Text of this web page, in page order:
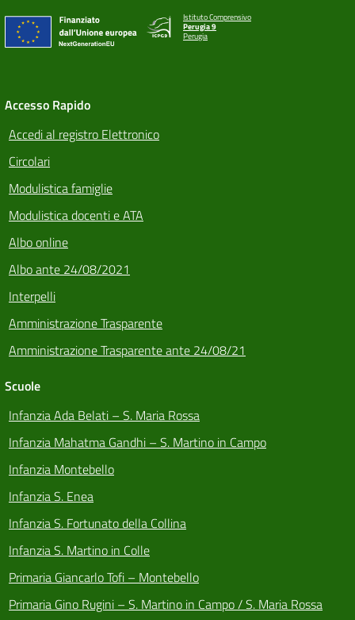
Istituto Comprensivo
Perugia 9
Perugia
Accesso Rapido
Accedi al registro Elettronico
Circolari
Modulistica famiglie
Modulistica docenti e ATA
Albo online
Albo ante 24/08/2021
Interpelli
Amministrazione Trasparente
Amministrazione Trasparente ante 24/08/21
Scuole
Infanzia Ada Belati – S. Maria Rossa
Infanzia Mahatma Gandhi – S. Martino in Campo
Infanzia Montebello
Infanzia S. Enea
Infanzia S. Fortunato della Collina
Infanzia S. Martino in Colle
Primaria Giancarlo Tofi – Montebello
Primaria Gino Rugini – S. Martino in Campo / S. Maria Rossa